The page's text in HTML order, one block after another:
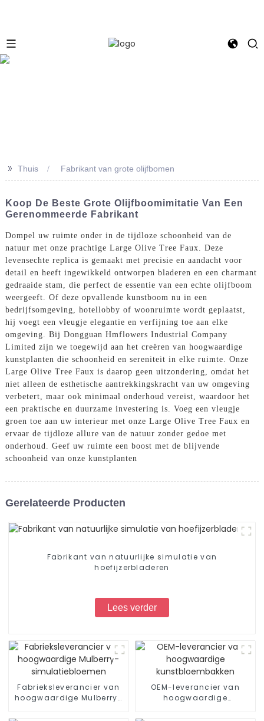
>> Thuis Fabrikant van grote olijfbomen
Koop De Beste Grote Olijfboomimitatie Van Een
Gerenommeerde Fabrikant
Dompel uw ruimte onder in de tijdloze schoonheid van de
natuur met onze prachtige Large Olive Tree Faux. Deze
levensechte replica is gemaakt met precisie en aandacht voor
detail en heeft ingewikkeld ontworpen bladeren en een charmant
gedraaide stam, die perfect de essentie van een echte olijfboom
weergeeft. Of deze opvallende kunstboom nu in een
bedrijfsomgeving, hotellobby of woonruimte wordt geplaatst,
hij voegt een vleugje elegantie en verfijning toe aan elke
omgeving. Bij Dongguan Hmflowers Industrial Company
Limited zijn we toegewijd aan het creëren van hoogwaardige
kunstplanten die schoonheid en sereniteit in elke ruimte. Onze
Large Olive Tree Faux is daarop geen uitzondering, omdat het
niet alleen de esthetische aantrekkingskracht van uw omgeving
verbetert, maar ook minimaal onderhoud vereist, waardoor het
een praktische en duurzame investering is. Voeg een vleugje
groen toe aan uw interieur met onze Large Olive Tree Faux en
ervaar de tijdloze allure van de natuur zonder gedoe met
onderhoud. Geef uw ruimte een boost met de blijvende
schoonheid van onze kunstplanten
Gerelateerde Producten
Fabrikant van natuurlijke simulatie van
hoefijzerbladeren
Lees verder
Fabrieksleverancier van
hoogwaardige Mulberry-
OEM-leverancier van
hoogwaardige